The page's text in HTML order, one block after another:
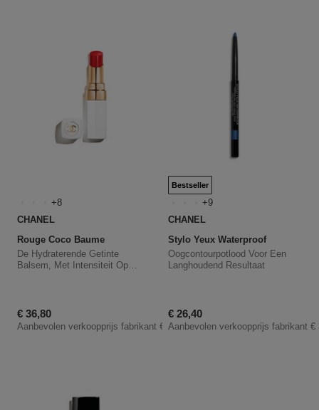
8
CHANEL
Rouge Coco Baume
De Hydraterende Getinte
Balsem, Met Intensiteit Op
Kortingsprijs
€ 36,80
Aanbevolen verkoopprijs fabrikant € 46,00
9
Bestseller
CHANEL
Stylo Yeux Waterproof
Oogcontourpotlood Voor Een
Langhoudend Resultaat
Kortingsprijs
€ 26,40
Aanbevolen verkoopprijs fabrikant €